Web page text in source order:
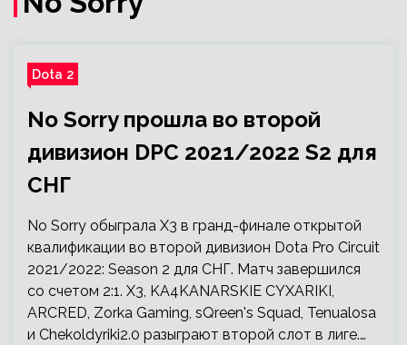
Dota 2
No Sorry прошла во второй
дивизион DPC 2021/2022 S2 для
СНГ
No Sorry обыграла X3 в гранд-финале открытой
квалификации во второй дивизион Dota Pro Circuit
2021/2022: Season 2 для СНГ. Матч завершился
со счетом 2:1. X3, KA4KANARSKIE CYXARIKI,
ARCRED, Zorka Gaming, sQreen's Squad, Tenualosa
и Chekoldyriki2.0 разыграют второй слот в лиге.…